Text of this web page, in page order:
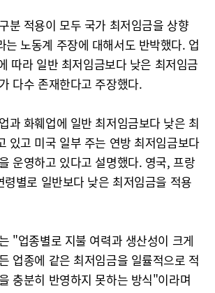
분 적용이 모두 국가 최저임금을 상향
는 노동계 주장에 대해서도 반박했다. 업
따라 일반 최저임금보다 낮은 최저임금
다수 존재한다고 주장했다.
과 화훼업에 일반 최저임금보다 낮은 최
있고 미국 일부 주는 연방 최저임금보다
운영하고 있다고 설명했다. 영국, 프랑
별로 일반보다 낮은 최저임금을 적용
"업종별로 지불 여력과 생산성이 크게
업종에 같은 최저임금을 일률적으로 적
충분히 반영하지 못하는 방식"이라며